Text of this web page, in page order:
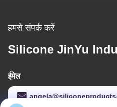
हमसे संपर्क करें
Silicone JinYu
ईमेल